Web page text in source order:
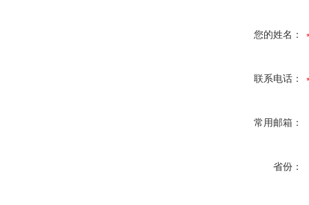
您的姓名：
联系电话：
常用邮箱：
省份：